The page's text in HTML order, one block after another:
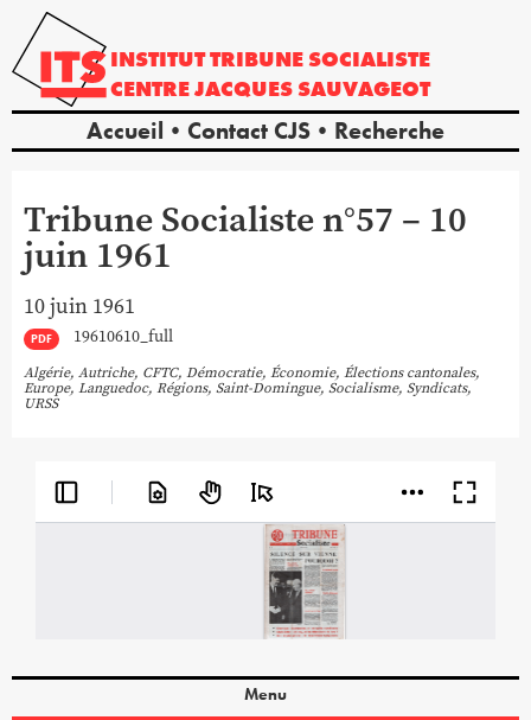
INSTITUTTRIBUNE SOCIALISTE
CENTREJACQUES SAUVAGEOT
Accueil Contact CJS Recherche
Tribune Socialiste n°57 – 10
juin 1961
10 juin 1961
PDF 19610610_full
Algérie, Autriche, CFTC, Démocratie, Économie, Élections cantonales,
Europe, Languedoc, Régions, Saint-Domingue, Socialisme, Syndicats,
URSS
Menu